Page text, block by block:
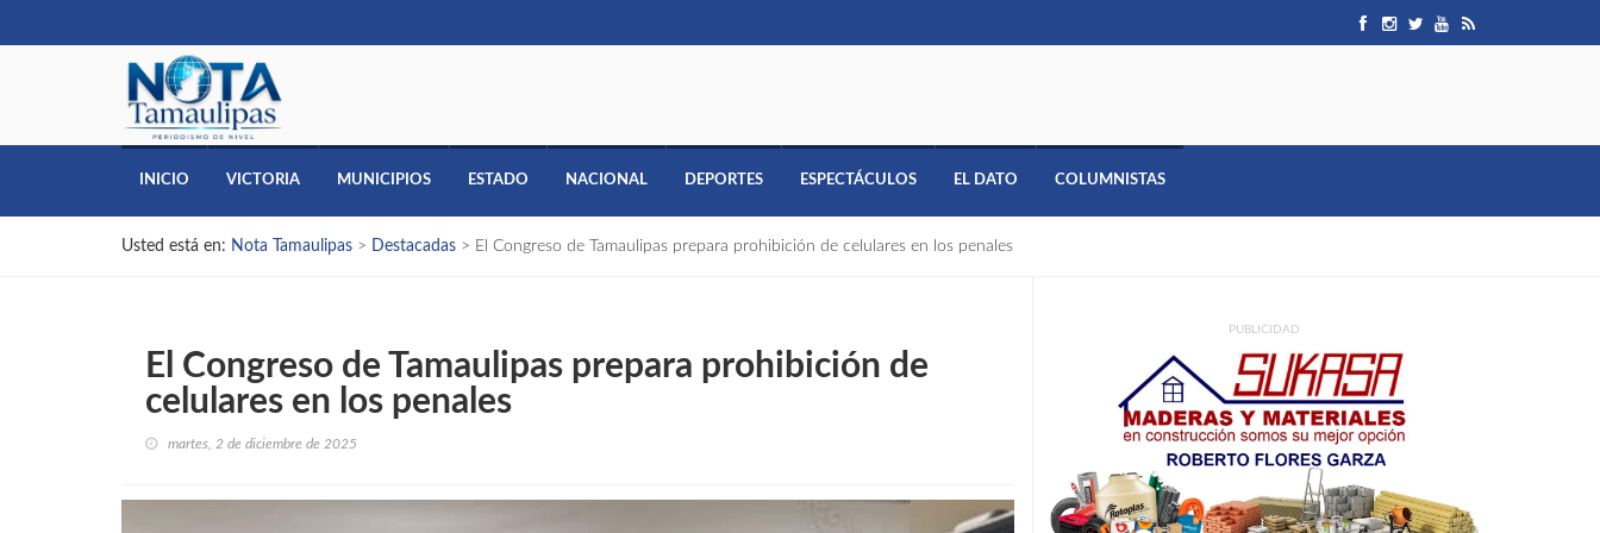
INICIO VICTORIA MUNICIPIOS ESTADO NACIONAL DEPORTES ESPECTÁCULOS EL DATO COLUMNISTAS
Usted está en: Nota Tamaulipas > Destacadas > El Congreso de Tamaulipas prepara prohibición de celulares en los penales
El Congreso de Tamaulipas prepara prohibición de
celulares en los penales
martes, 2 de diciembre de 2025
PUBLICIDAD